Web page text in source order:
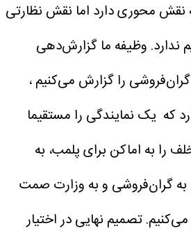
نقش محوری دارد اما نقش نظارتی
ندارد. وظیفه ما گزارش‌دهی
را گزارش می‌کنیم ،
که یک نمایندگی را مستقیما
را به اماکن برای پلمب، به
به گران‌فروشی و به وزارت صمت
تصمیم نهایی در اختیار